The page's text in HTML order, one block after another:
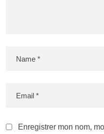
Enregistrer mon nom,